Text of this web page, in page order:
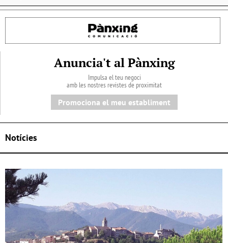
Anuncia't al Pànxing
Impulsa el teu negoci
amb les nostres revistes de proximitat
Promociona el meu establiment
Notícies